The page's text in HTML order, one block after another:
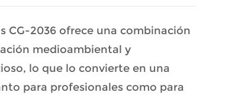
CG-2036 ofrece una combinación
medioambiental y
lo que lo convierte en una
para profesionales como para